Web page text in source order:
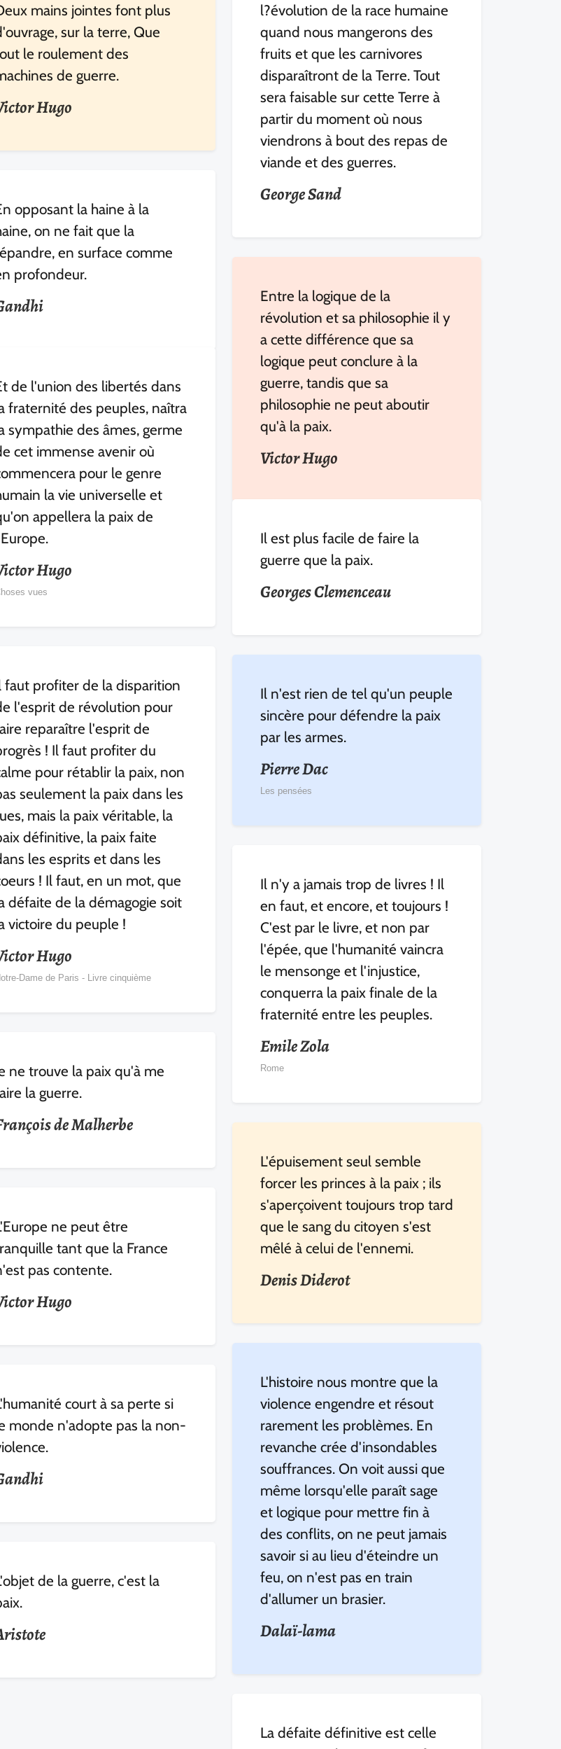
l?évolution de la race humaine
quand nous mangerons des
fruits et que les carnivores
disparaîtront de la Terre. Tout
sera faisable sur cette Terre à
partir du moment où nous
viendrons à bout des repas de
viande et des guerres.
George Sand
mains jointes font plus
sur la terre, Que
le roulement des
de guerre.
Hugo
opposant la haine à la
on ne fait que la
en surface comme
profondeur.
Entre la logique de la
révolution et sa philosophie il y
a cette différence que sa
logique peut conclure à la
guerre, tandis que sa
philosophie ne peut aboutir
qu'à la paix.
Victor Hugo
de l'union des libertés dans
fraternité des peuples, naîtra
sympathie des âmes, germe
cet immense avenir où
pour le genre
la vie universelle et
appellera la paix de
Hugo
vues
Il est plus facile de faire la
guerre que la paix.
Georges Clemenceau
faut profiter de la disparition
l'esprit de révolution pour
reparaître l'esprit de
! Il faut profiter du
pour rétablir la paix, non
seulement la paix dans les
mais la paix véritable, la
définitive, la paix faite
les esprits et dans les
! Il faut, en un mot, que
défaite de la démagogie soit
victoire du peuple !
Hugo
Dame de Paris - Livre cinquième
Il n'est rien de tel qu'un peuple
sincère pour défendre la paix
par les armes.
Pierre Dac
Les pensées
Il n'y a jamais trop de livres ! Il
en faut, et encore, et toujours !
C'est par le livre, et non par
l'épée, que l'humanité vaincra
le mensonge et l'injustice,
conquerra la paix finale de la
fraternité entre les peuples.
Emile Zola
Rome
ne trouve la paix qu'à me
la guerre.
de Malherbe
L'épuisement seul semble
forcer les princes à la paix ; ils
s'aperçoivent toujours trop tard
que le sang du citoyen s'est
mêlé à celui de l'ennemi.
Denis Diderot
ne peut être
tant que la France
pas contente.
Hugo
L'histoire nous montre que la
violence engendre et résout
rarement les problèmes. En
revanche crée d'insondables
souffrances. On voit aussi que
même lorsqu'elle paraît sage
et logique pour mettre fin à
des conflits, on ne peut jamais
savoir si au lieu d'éteindre un
feu, on n'est pas en train
d'allumer un brasier.
Dalaï-lama
court à sa perte si
monde n'adopte pas la non-
de la guerre, c'est la
La défaite définitive est celle